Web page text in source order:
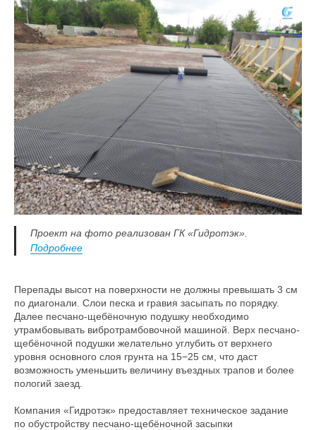
Проект на фото реализован ГК «Гидротэк».
Подробнее
Перепады высот на поверхности не должны превышать 3 см
по диагонали. Слои песка и гравия засыпать по порядку.
Далее песчано-щебёночную подушку необходимо
утрамбовывать вибротрамбовочной машиной. Верх песчано-
щебёночной подушки желательно углубить от верхнего
уровня основного слоя грунта на 15−25 см, что даст
возможность уменьшить величину въездных трапов и более
пологий заезд.
Компания «Гидротэк» предоставляет техническое задание
по обустройству песчано-щебёночной засыпки